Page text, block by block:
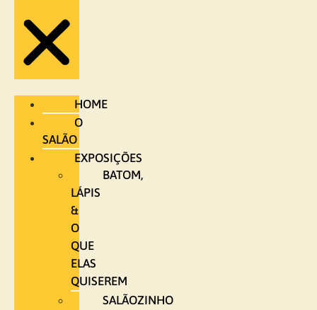
HOME
O
SALÃO
EXPOSIÇÕES
BATOM,
LÁPIS
&
O
QUE
ELAS
QUISEREM
SALÃOZINHO